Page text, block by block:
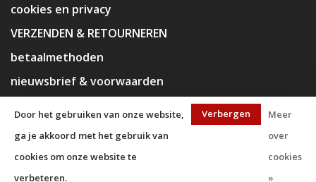
cookies en privacy
VERZENDEN & RETOURNEREN
betaalmethoden
nieuwsbrief & voorwaarden
Door het gebruiken van onze website,
ga je akkoord met het gebruik van
cookies om onze website te
verbeteren.
Verbergen
Meer
over
cookies
»